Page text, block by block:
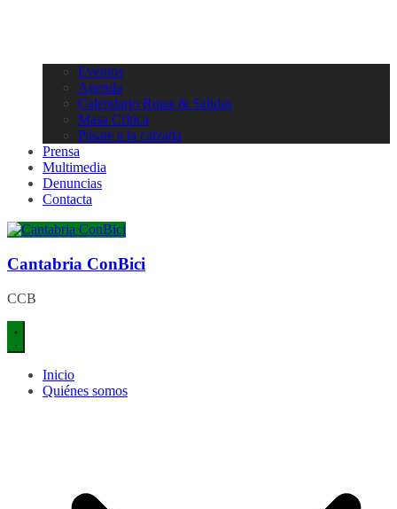
Eventos
Agenda
Calendario Rutas & Salidas
Masa Crítica
Pásate a la calzada
Prensa
Multimedia
Denuncias
Contacta
Cantabria ConBici
CCB
Inicio
Quiénes somos